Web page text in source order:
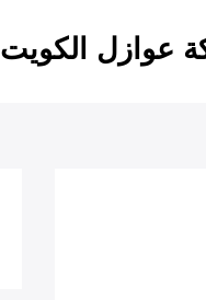
عوازل الكويت